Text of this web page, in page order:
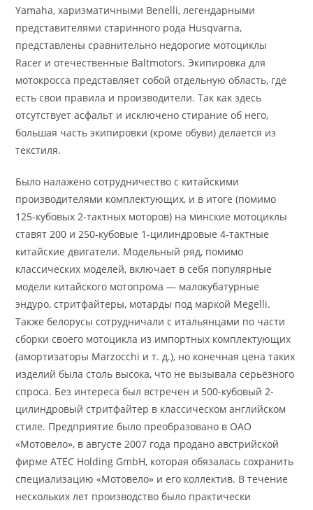
Yamaha, харизматичными Benelli, легендарными
представителями старинного рода Husqvarna,
представлены сравнительно недорогие мотоциклы
Racer и отечественные Baltmotors. Экипировка для
мотокросса представляет собой отдельную область, где
есть свои правила и производители. Так как здесь
отсутствует асфальт и исключено стирание об него,
большая часть экипировки (кроме обуви) делается из
текстиля.
Было налажено сотрудничество с китайскими
производителями комплектующих, и в итоге (помимо
125-кубовых 2-тактных моторов) на минские мотоциклы
ставят 200 и 250-кубовые 1-цилиндровые 4-тактные
китайские двигатели. Модельный ряд, помимо
классических моделей, включает в себя популярные
модели китайского мотопрома — малокубатурные
эндуро, стритфайтеры, мотарды под маркой Megelli.
Также белорусы сотрудничали с итальянцами по части
сборки своего мотоцикла из импортных комплектующих
(амортизаторы Marzocchi и т. д.), но конечная цена таких
изделий была столь высока, что не вызывала серьёзного
спроса. Без интереса был встречен и 500-кубовый 2-
цилиндровый стритфайтер в классическом английском
стиле. Предприятие было преобразовано в ОАО
«Мотовело», в августе 2007 года продано австрийской
фирме ATEC Holding GmbH, которая обязалась сохранить
специализацию «Мотовело» и его коллектив. В течение
нескольких лет производство было практически